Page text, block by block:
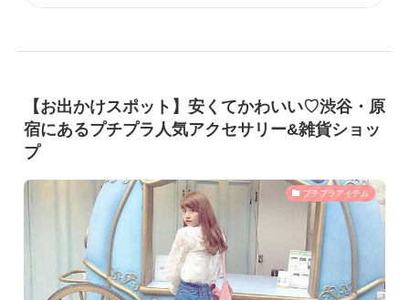
【お出かけスポット】安くてかわいい♡渋谷・原
宿にあるプチプラ人気アクセサリー&雑貨ショッ
プ
プチプラアイテム